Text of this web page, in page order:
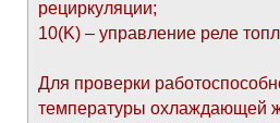
рециркуляции;
10(K) – управление реле
Для проверки
температуры охлаждающей